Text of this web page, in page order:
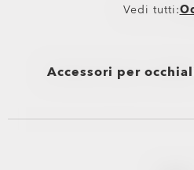
Vedi tutti:
Accessori per